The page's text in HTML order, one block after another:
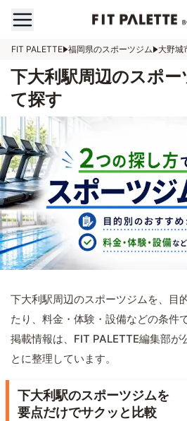
FIT PALETTE 福岡県のスポーツジム 大野城
下大利駅周辺のスポ
て探す
下大利駅周辺のスポーツジムを、目
たり、料金・体験・設備などの条件
掲載情報は、FIT PALETTE編集部が
とに整理しています。
下大利駅のスポーツジムを
要点だけでサクッと比較